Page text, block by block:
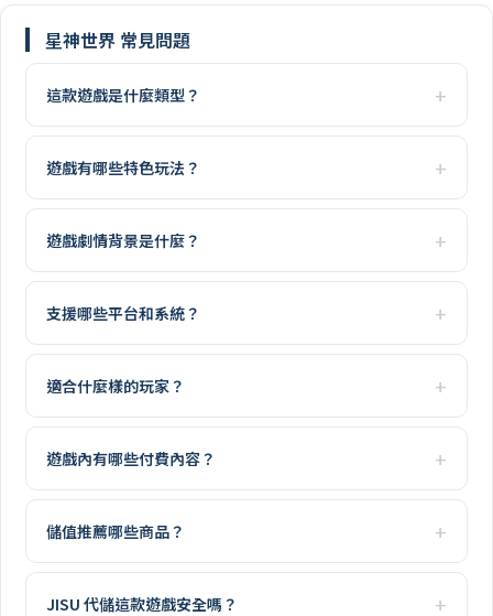
星神世界 常見問題
這款遊戲是什麼類型？
遊戲有哪些特色玩法？
遊戲劇情背景是什麼？
支援哪些平台和系統？
適合什麼樣的玩家？
遊戲內有哪些付費內容？
儲值推薦哪些商品？
JISU 代儲這款遊戲安全嗎？